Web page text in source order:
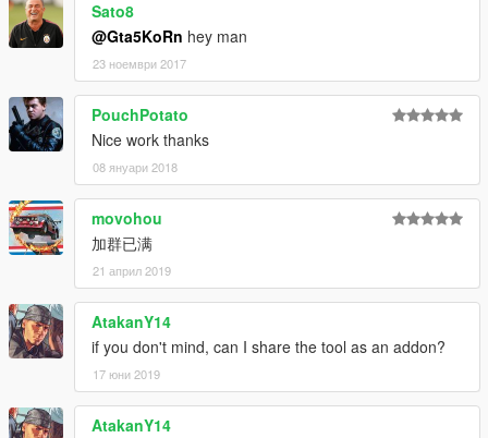
Sato8
@Gta5KoRn hey man
23 ноември 2017
PouchPotato
Nice work thanks
08 януари 2018
movohou
加群已满
21 април 2019
AtakanY14
if you don't mind, can I share the tool as an addon?
17 юни 2019
AtakanY14